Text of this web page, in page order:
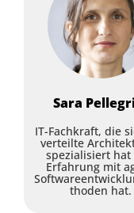
Sara
IT-Fachkraft, die
verteilte
spezialisiert hat
Erfahrung mit
thoden hat.